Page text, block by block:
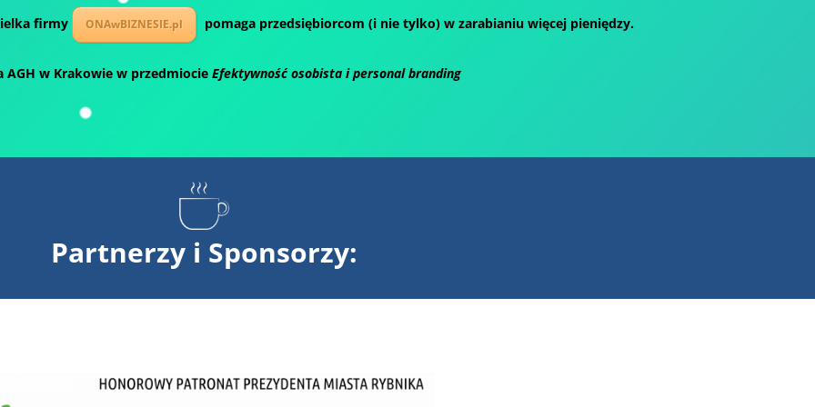
firmy ONAwBIZNESIE.pl pomaga przedsiębiorcom (i nie tylko) w zarabianiu więcej pieniędzy.
AGH w Krakowie w przedmiocieEfektywność osobista i personal branding
Partnerzy i Sponsorzy: